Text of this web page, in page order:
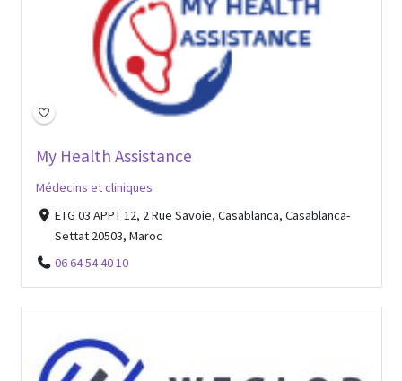
My Health Assistance
Médecins et cliniques
ETG 03 APPT 12, 2 Rue Savoie, Casablanca, Casablanca-
Settat 20503, Maroc
06 64 54 40 10